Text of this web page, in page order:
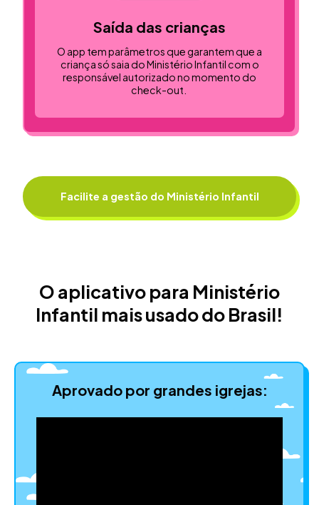
Saída das crianças
O app tem parâmetros que garantem que a
criança só saia do Ministério Infantil com o
responsável autorizado no momento do
check-out.
Facilite a gestão do Ministério Infantil
O aplicativo para Ministério
Infantil mais usado do Brasil!
Aprovado por grandes igrejas: